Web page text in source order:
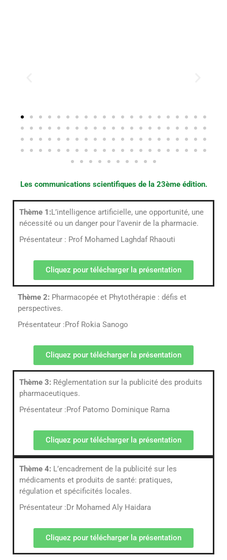
Les communications scientifiques de la 23ème édition.
Thème 1:L’intelligence artificielle, une opportunité, une
nécessité ou un danger pour l’avenir de la pharmacie.
Présentateur : Prof Mohamed Laghdaf Rhaouti
Cliquez pour télécharger la présentation
Thème 2: Pharmacopée et Phytothérapie : défis et
perspectives.
Présentateur :Prof Rokia Sanogo
Cliquez pour télécharger la présentation
Thème 3: Réglementation sur la publicité des produits
pharmaceutiques.
Présentateur :Prof Patomo Dominique Rama
Cliquez pour télécharger la présentation
Thème 4: L’encadrement de la publicité sur les
médicaments et produits de santé: pratiques,
régulation et spécificités locales.
Présentateur :Dr Mohamed Aly Haidara
Cliquez pour télécharger la présentation